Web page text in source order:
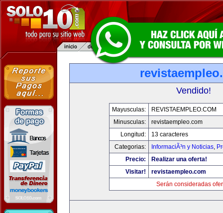
Vendido!
Mayusculas:
REVISTAEMPLEO.COM
Minusculas:
revistaempleo.com
Longitud:
13 caracteres
Categorias:
InformaciÃ³n y Noticias,
Precio:
Realizar una oferta!
Visitar!
revistaempleo.com
Serán consideradas